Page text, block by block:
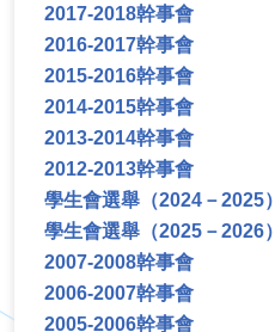
2017-2018幹事會
2016-2017幹事會
2015-2016幹事會
2014-2015幹事會
2013-2014幹事會
2012-2013幹事會
學生會選舉（2024－2025）
學生會選舉（2025－2026）
2007-2008幹事會
2006-2007幹事會
2005-2006幹事會